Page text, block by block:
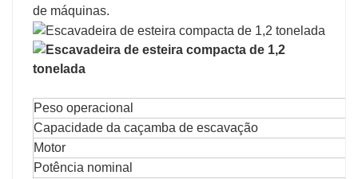
de máquinas.
Peso operacional
Capacidade da caçamba de escavação
Motor
Potência nominal